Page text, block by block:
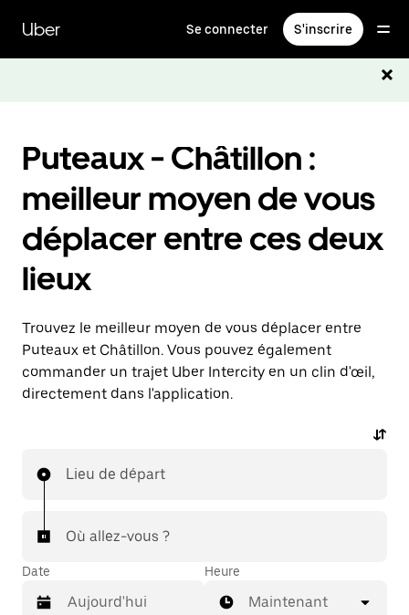
contenu
principal
Uber Se connecter S'inscrire
Puteaux - Châtillon :
meilleur moyen de vous
déplacer entre ces deux
lieux
Trouvez le meilleur moyen de vous déplacer entre
Puteaux et Châtillon. Vous pouvez également
commander un trajet Uber Intercity en un clin d'œil,
directement dans l'application.
Lieu de départ
Où allez-vous ?
Date Heure
Maintenant